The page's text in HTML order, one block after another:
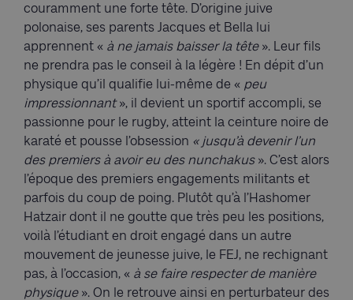
couramment une forte tête. D’origine juive
polonaise, ses parents Jacques et Bella lui
apprennent « à ne jamais baisser la tête». Leur fils
ne prendra pas le conseil à la légère ! En dépit d’un
physique qu’il qualifie lui-même de « peu
impressionnant», il devient un sportif accompli, se
passionne pour le rugby, atteint la ceinture noire de
karaté et pousse l’obsession « jusqu’à devenir l’un
des premiers à avoir eu des nunchakus». C’est alors
l’époque des premiers engagements militants et
parfois du coup de poing. Plutôt qu’à l’Hashomer
Hatzair dont il ne goutte que très peu les positions,
voilà l’étudiant en droit engagé dans un autre
mouvement de jeunesse juive, le FEJ, ne rechignant
pas, à l’occasion, « à se faire respecter de manière
physique». On le retrouve ainsi en perturbateur des